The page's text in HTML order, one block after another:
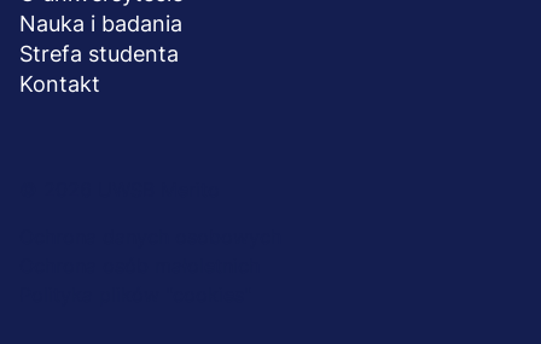
Nauka i badania
Strefa studenta
Kontakt